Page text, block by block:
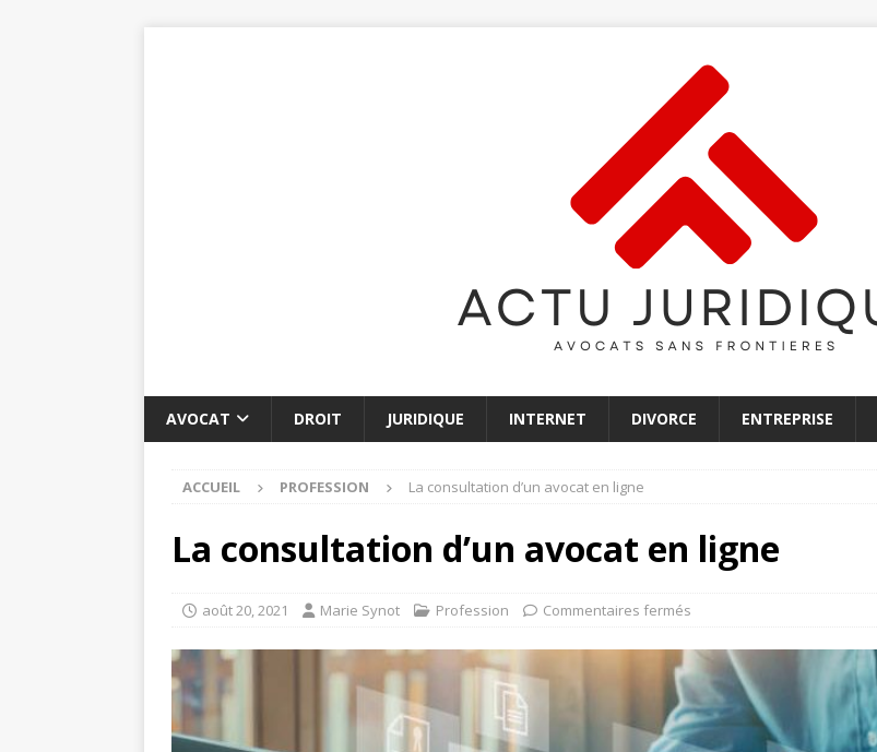
AVOCAT DROIT JURIDIQUE INTERNET DIVORCE ENTREPRISE
ACCUEIL PROFESSION La consultation d’un avocat en ligne
La consultation d’un avocat en ligne
août 20, 2021 Marie Synot Profession Commentaires fermés